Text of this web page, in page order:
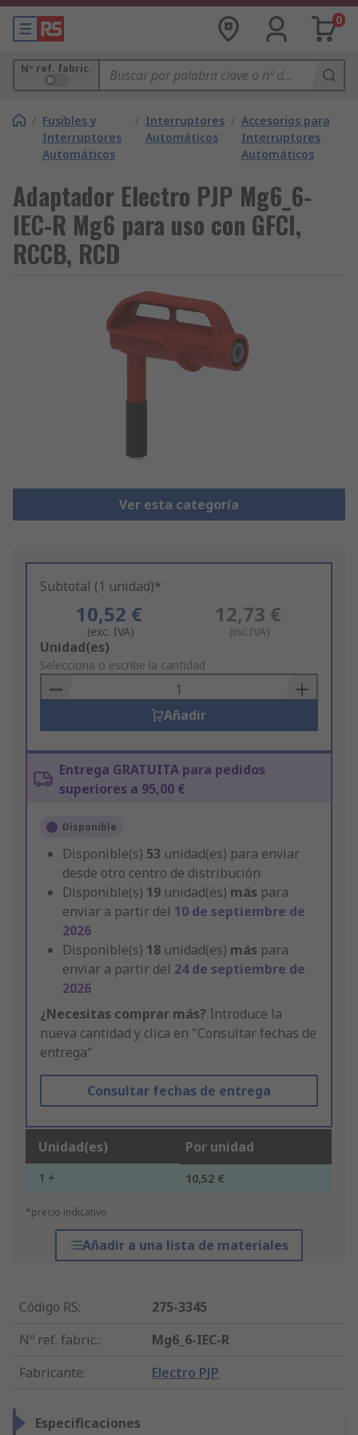
0
Nº ref. fabric.
/ Fusibles y
Interruptores
Automáticos
/ Interruptores
Automáticos
/ Accesorios para
Interruptores
Automáticos
Adaptador Electro PJP Mg6_6-
IEC-R Mg6 para uso con GFCI,
RCCB, RCD
Ver esta categoría
Subtotal (1 unidad)*
10,52 €
(exc. IVA)
12,73 €
(inc.IVA)
Add
to
Basket
Unidad(es)
Selecciona o escribe la cantidad
Añadir
Entrega GRATUITA para pedidos
superiores a 95,00 €
Disponible
Disponible(s) 53 unidad(es) para enviar
desde otro centro de distribución
Disponible(s) 19 unidad(es) más para
enviar a partir del 10 de septiembre de
2026
Disponible(s) 18 unidad(es) más para
enviar a partir del 24 de septiembre de
2026
¿Necesitas comprar más? Introduce la
nueva cantidad y clica en "Consultar fechas de
entrega"
Consultar fechas de entrega
Unidad(es) Por unidad
1 + 10,52 €
*precio indicativo
Añadir a una lista de materiales
Código RS:
275-3345
Nº ref. fabric.:
Mg6_6-IEC-R
Fabricante: Electro PJP
Especificaciones